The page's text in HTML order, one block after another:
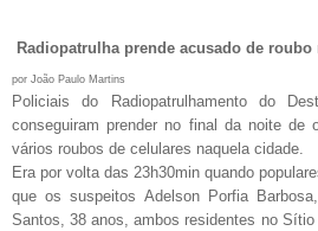
Radiopatrulha prende acusado de roubo
por João Paulo Martins
Policiais do Radiopatrulhamento do
conseguiram prender no final da noite de
vários roubos de celulares naquela cidade.
Era por volta das 23h30min quando
que os suspeitos Adelson Porfia
Santos, 38 anos, ambos residentes no